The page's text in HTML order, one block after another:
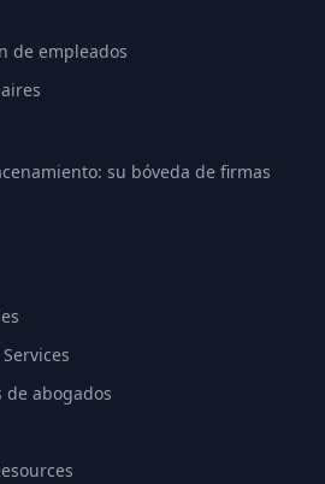
de empleados
su bóveda de firmas
de abogados